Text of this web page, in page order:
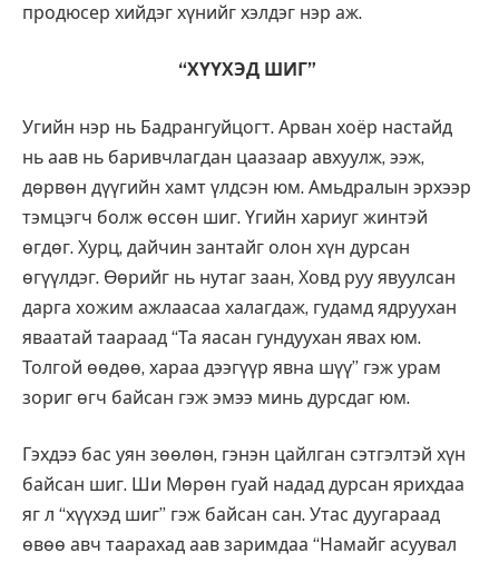
продюсер хийдэг хүнийг хэлдэг нэр аж.
“ХҮҮХЭД ШИГ”
Угийн нэр нь Бадрангуйцогт. Арван хоёр настайд
нь аав нь баривчлагдан цаазаар авхуулж, ээж,
дөрвөн дүүгийн хамт үлдсэн юм. Амьдралын эрхээр
тэмцэгч болж өссөн шиг. Үгийн хариуг жинтэй
өгдөг. Хурц, дайчин зантайг олон хүн дурсан
өгүүлдэг. Өөрийг нь нутаг заан, Ховд руу явуулсан
дарга хожим ажлаасаа халагдаж, гудамд ядруухан
яваатай таараад “Та яасан гундуухан явах юм.
Толгой өөдөө, хараа дээгүүр явна шүү” гэж урам
зориг өгч байсан гэж эмээ минь дурсдаг юм.
Гэхдээ бас уян зөөлөн, гэнэн цайлган сэтгэлтэй хүн
байсан шиг. Ши Мөрөн гуай надад дурсан ярихдаа
яг л “хүүхэд шиг” гэж байсан сан. Утас дуугараад
өвөө авч таарахад аав заримдаа “Намайг асуувал